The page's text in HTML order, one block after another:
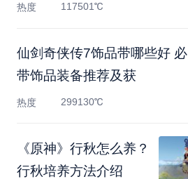
热度 117501℃
仙剑奇侠传7饰品带哪些好 必
带饰品装备推荐及获
热度 299130℃
《原神》行秋怎么养？
行秋培养方法介绍